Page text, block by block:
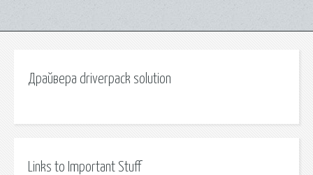
Драйвера driverpack solution
Links to Important Stuff